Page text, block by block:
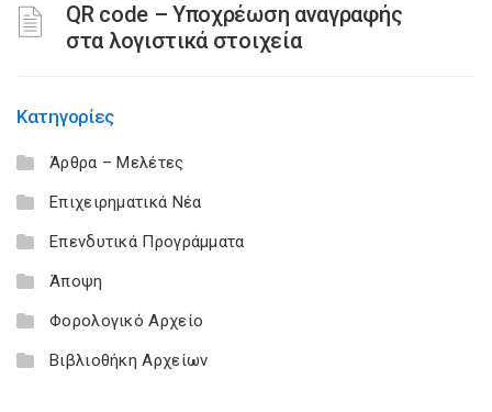
QR code – Υποχρέωση αναγραφής
στα λογιστικά στοιχεία
Κατηγορίες
Άρθρα – Μελέτες
Επιχειρηματικά Νέα
Επενδυτικά Προγράμματα
Άποψη
Φορολογικό Αρχείο
Βιβλιοθήκη Αρχείων